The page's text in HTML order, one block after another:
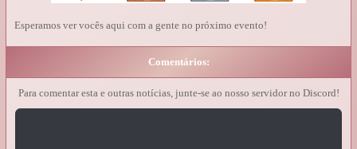
Esperamos ver vocês aqui com a gente no próximo evento!
Comentários:
Para comentar esta e outras notícias, junte-se ao nosso servidor no Discord!